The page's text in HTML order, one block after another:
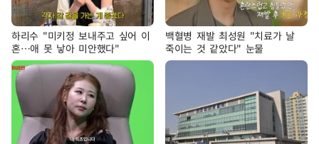
하리수 "미키정 보내주고 싶어 이
혼…애 못 낳아 미안했다"
백혈병 재발 최성원 "치료가 날
죽이는 것 같았다" 눈물